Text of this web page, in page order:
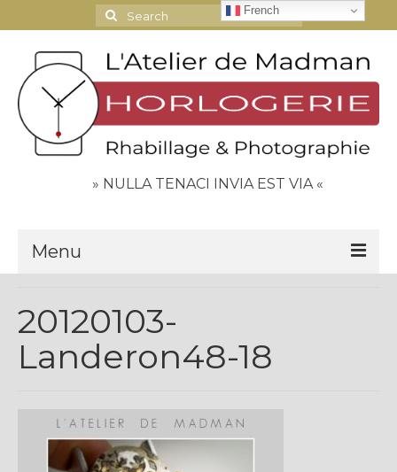
Search
for:
» NULLA TENACI INVIA EST VIA «
Menu
Contact
Espace Clients
Sur l’Établi 2011 – 2022
20120103-
Landeron48-18
French